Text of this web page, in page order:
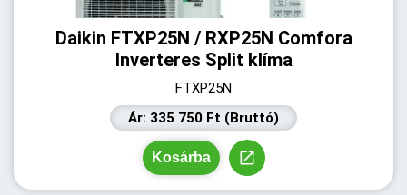
Daikin FTXP25N / RXP25N Comfora
Inverteres Split klíma
FTXP25N
Ár: 335 750 Ft (Bruttó)
Kosárba